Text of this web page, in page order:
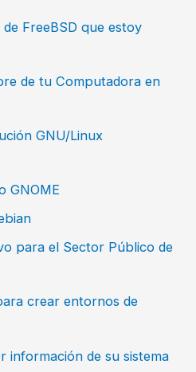
FreeBSD que estoy
de tu Computadora en
GNU/Linux
GNOME
para el Sector Público de
crear entornos de
información de su sistema